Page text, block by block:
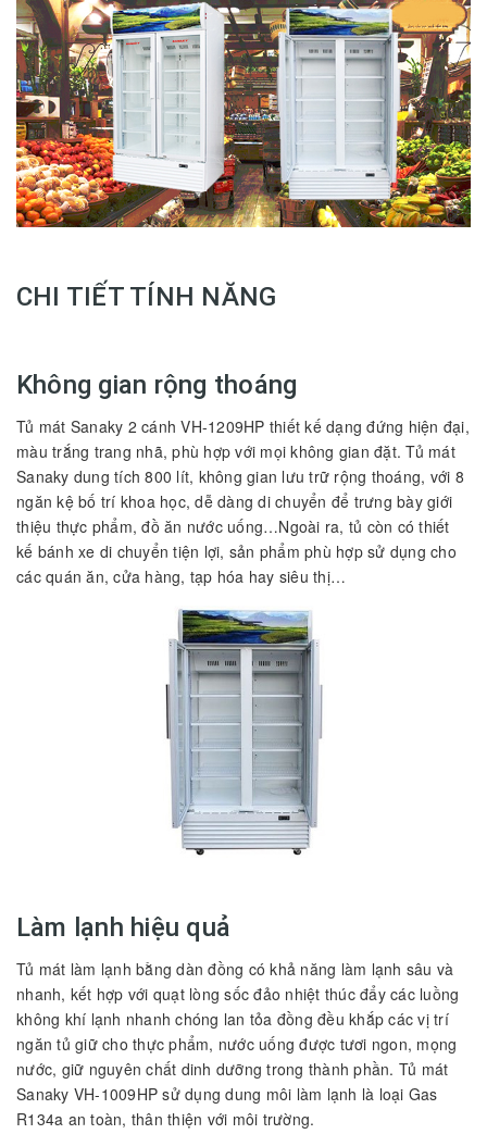
CHI TIẾT TÍNH NĂNG
Không gian rộng thoáng
Tủ mát Sanaky 2 cánh VH-1209HP thiết kế dạng đứng hiện đại,
màu trắng trang nhã, phù hợp với mọi không gian đặt. Tủ mát
Sanaky dung tích 800 lít, không gian lưu trữ rộng thoáng, với 8
ngăn kệ bố trí khoa học, dễ dàng di chuyển để trưng bày giới
thiệu thực phẩm, đồ ăn nước uống…Ngoài ra, tủ còn có thiết
kế bánh xe di chuyển tiện lợi, sản phẩm phù hợp sử dụng cho
các quán ăn, cửa hàng, tạp hóa hay siêu thị…
Làm lạnh hiệu quả
Tủ mát làm lạnh bằng dàn đồng có khả năng làm lạnh sâu và
nhanh, kết hợp với quạt lòng sốc đảo nhiệt thúc đẩy các luồng
không khí lạnh nhanh chóng lan tỏa đồng đều khắp các vị trí
ngăn tủ giữ cho thực phẩm, nước uống được tươi ngon, mọng
nước, giữ nguyên chất dinh dưỡng trong thành phần. Tủ mát
Sanaky VH-1009HP sử dụng dung môi làm lạnh là loại Gas
R134a an toàn, thân thiện với môi trường.